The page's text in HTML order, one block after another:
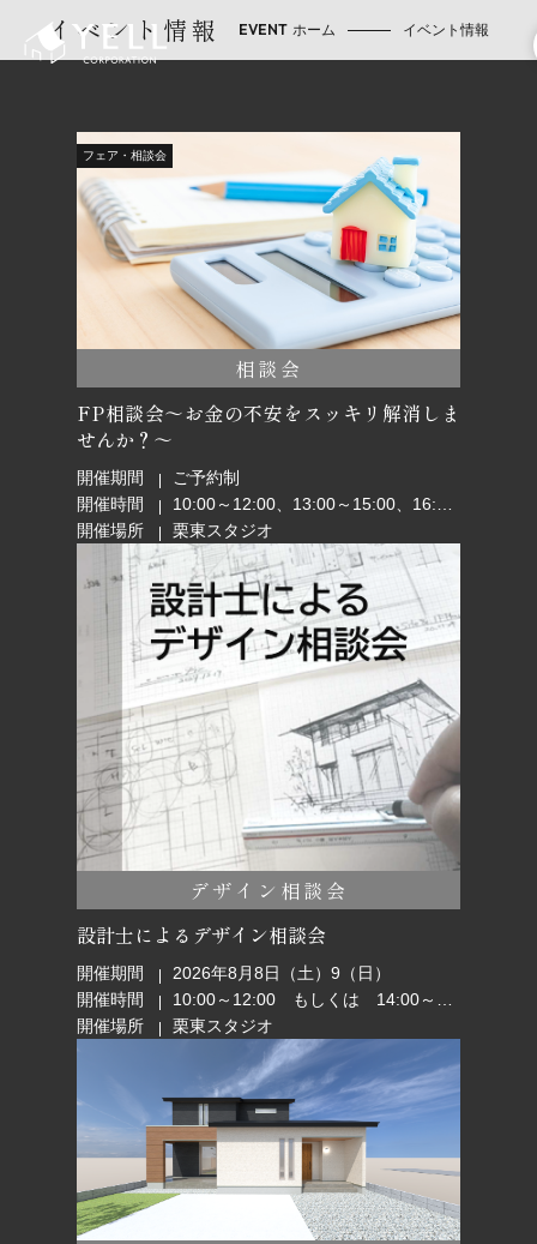
イベント情報 ホーム イベント情報
フェア・相談会
相談会
FP相談会～お金の不安をスッキリ解消しま
せんか？～
開催期間
ご予約制
開催時間
10:00～12:00、13:00～15:00、16:00～18:00
開催場所
栗東スタジオ
デザイン相談会
設計士によるデザイン相談会
開催期間
2026年8月8日（土）9（日）
開催時間
10:00～12:00 もしくは 14:00～16:00
開催場所
栗東スタジオ